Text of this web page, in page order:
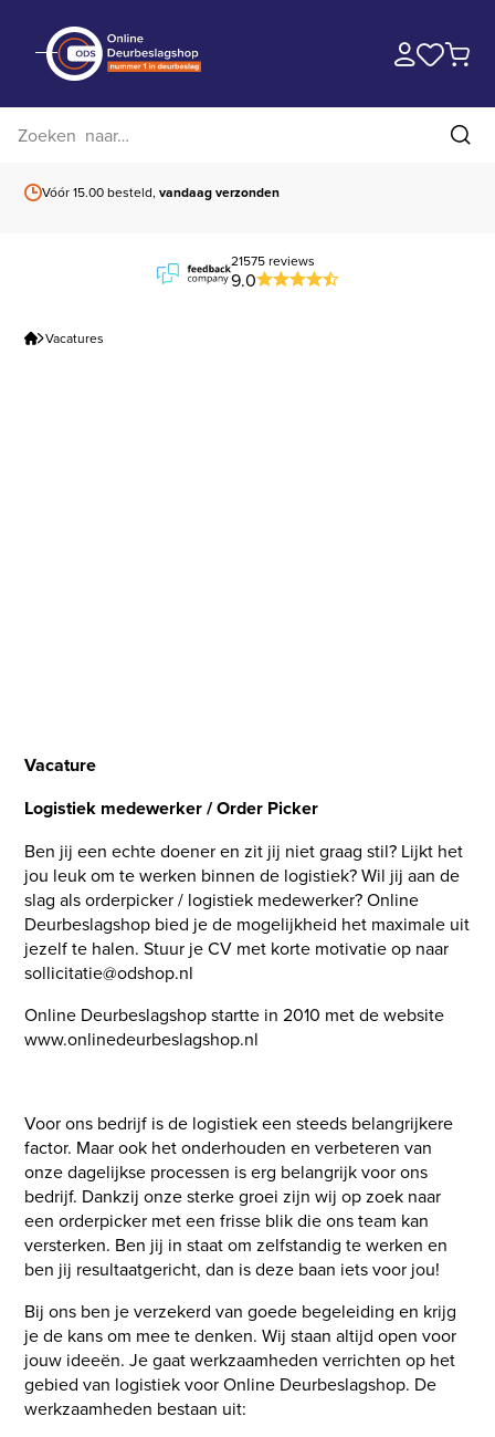
Vóór 15.00 besteld,vandaag verzonden
21575 reviews
9.0
Vacatures
Vacature
Logistiek medewerker / Order Picker
Ben jij een echte doener en zit jij niet graag stil? Lijkt het
jou leuk om te werken binnen de logistiek? Wil jij aan de
slag als orderpicker / logistiek medewerker? Online
Deurbeslagshop bied je de mogelijkheid het maximale uit
jezelf te halen. Stuur je CV met korte motivatie op naar
sollicitatie@odshop.nl
Online Deurbeslagshop startte in 2010 met de website
www.onlinedeurbeslagshop.nl
Voor ons bedrijf is de logistiek een steeds belangrijkere
factor. Maar ook het onderhouden en verbeteren van
onze dagelijkse processen is erg belangrijk voor ons
bedrijf. Dankzij onze sterke groei zijn wij op zoek naar
een orderpicker met een frisse blik die ons team kan
versterken. Ben jij in staat om zelfstandig te werken en
ben jij resultaatgericht, dan is deze baan iets voor jou!
Bij ons ben je verzekerd van goede begeleiding en krijg
je de kans om mee te denken. Wij staan altijd open voor
jouw ideeën. Je gaat werkzaamheden verrichten op het
gebied van logistiek voor Online Deurbeslagshop. De
werkzaamheden bestaan uit: